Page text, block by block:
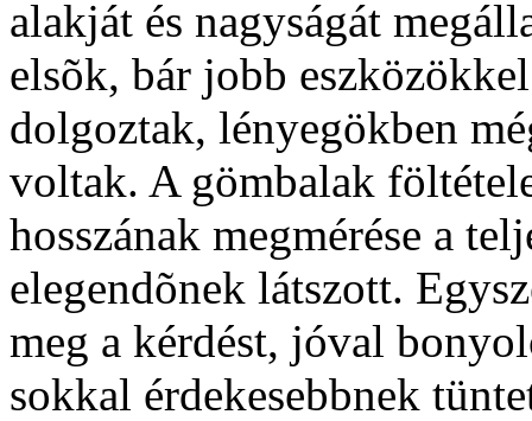
alakját és nagyságát
elsõk, bár jobb
dolgoztak, lényegökben
voltak. A gömbalak
hosszának megmérése a
elegendõnek látszott.
meg a kérdést, jóval
sokkal érdekesebbnek